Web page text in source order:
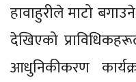
हावाहुरीले माटो
देखिएको
आधुनिकीकरण